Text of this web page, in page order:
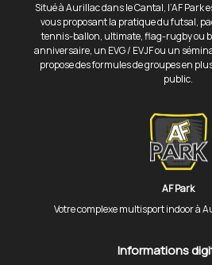
Situé à Aurillac dans le Cantal, l’AF Park
vous proposant la pratique du futsal,
tennis-ballon, ultimate, flag-rugby ou
anniversaire, un EVG / EVJF ou un
propose des formules de groupes en
public.
AF Park
Votre complexe multisport indoor à
Informations